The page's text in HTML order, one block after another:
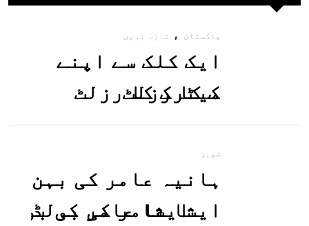
پاکستان , تازہ ترین
ایک کلک سے اپنے
میٹرک کا رزلٹ
معلوم کریں
شوبز
ہانیہ عامر کی بہن
ایشا عامر کی بولڈ